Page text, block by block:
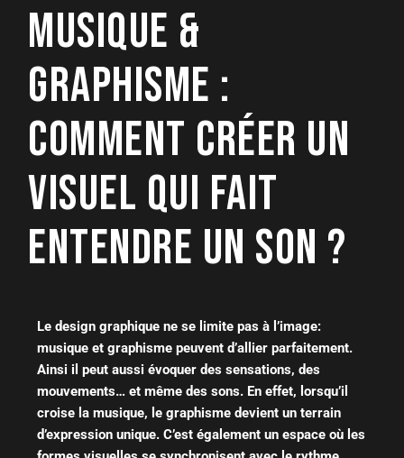
MUSIQUE &
GRAPHISME :
COMMENT CRÉER UN
VISUEL QUI FAIT
ENTENDRE UN SON ?
Le design graphique ne se limite pas à l’image:
musique et graphisme peuvent d’allier parfaitement.
Ainsi il peut aussi évoquer des sensations, des
mouvements… et même des sons. En effet, lorsqu’il
croise la musique, le graphisme devient un terrain
d’expression unique. C’est également un espace où les